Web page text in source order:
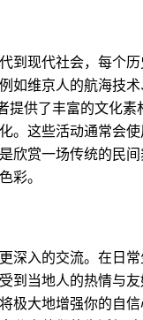
到现代社会，每个
如维京人的航海技
提供了丰富的文化
。这些活动通常会
欣赏一场传统的民
彩。
深入的交流。在日
到当地人的热情与
极大地增强你的自